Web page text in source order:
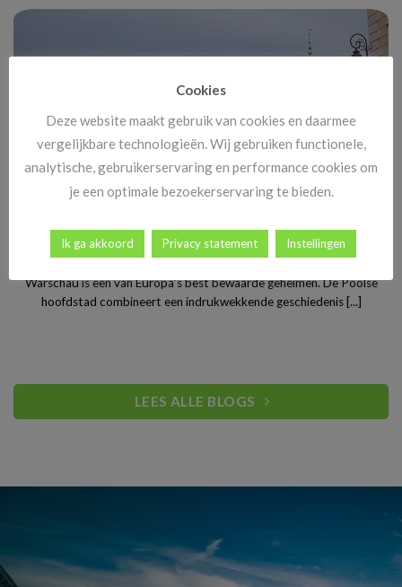
Stedentrip Warschau: ontdek de verrassende charme van
Polen’s bruisende hoofdstad
Warschau is een van Europa’s best bewaarde geheimen. De Poolse
hoofdstad combineert een indrukwekkende geschiedenis [...]
LEES ALLE BLOGS
Cookies
Deze website maakt gebruik van cookies en daarmee
vergelijkbare technologieën. Wij gebruiken functionele,
analytische, gebruikerservaring en performance cookies om
je een optimale bezoekerservaring te bieden.
Ik ga akkoord Privacy statement Instellingen